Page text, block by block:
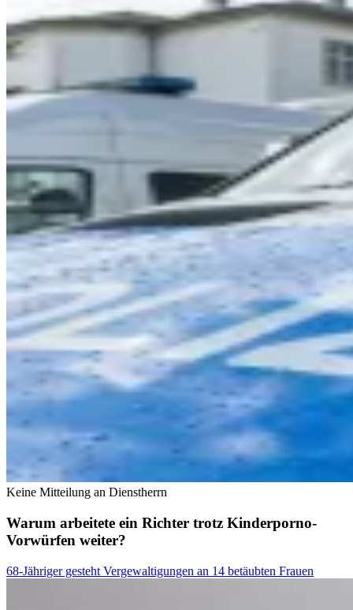
Keine Mitteilung an Dienstherrn
Warum arbeitete ein Richter trotz Kinderporno-
Vorwürfen weiter?
68-Jähriger gesteht Vergewaltigungen an 14 betäubten Frauen